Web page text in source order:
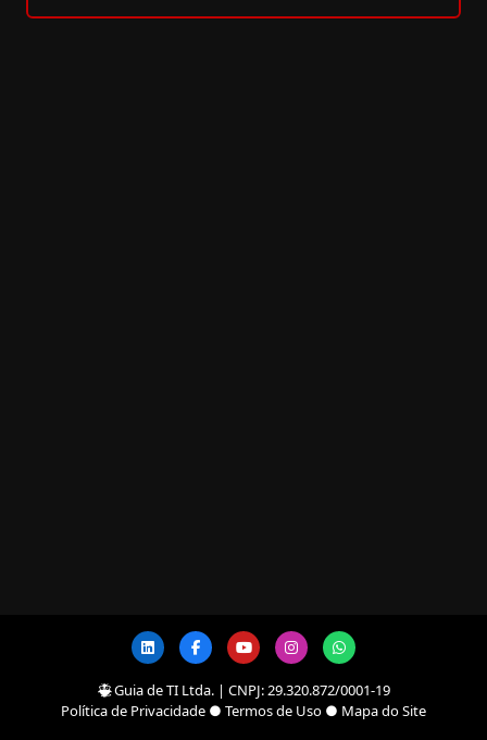
Guia de TI Ltda. | CNPJ: 29.320.872/0001-19
Política de Privacidade ● Termos de Uso ● Mapa do Site